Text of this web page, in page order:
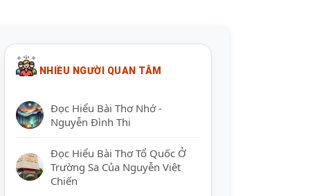
NHIỀU NGƯỜI QUAN TÂM
Đọc Hiểu Bài Thơ Nhớ -
Nguyễn Đình Thi
Đọc Hiểu Bài Thơ Tổ Quốc Ở
Trường Sa Của Nguyễn Việt
Chiến